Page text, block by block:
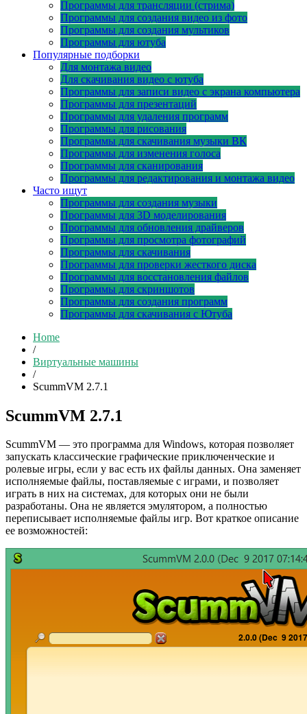
Программы для трансляции (стрима)
Программы для создания видео из фото
Программы для создания мультиков
Программы для ютуба
Популярные подборки
Для монтажа видео
Для скачивания видео с ютуба
Программы для записи видео с экрана компьютера
Программы для презентаций
Программы для удаления программ
Программы для рисования
Программы для скачивания музыки ВК
Программы для изменения голоса
Программы для сканирования
Программы для редактирования и монтажа видео
Часто ищут
Программы для создания музыки
Программы для 3D моделирования
Программы для обновления драйверов
Программы для просмотра фотографий
Программы для скачивания
Программы для проверки жесткого диска
Программы для восстановления файлов
Программы для скриншотов
Программы для создания программ
Программы для скачивания с Ютуба
Home
/
Виртуальные машины
/
ScummVM 2.7.1
ScummVM 2.7.1
ScummVM — это программа для Windows, которая позволяет
запускать классические графические приключенческие и
ролевые игры, если у вас есть их файлы данных. Она заменяет
исполняемые файлы, поставляемые с играми, и позволяет
играть в них на системах, для которых они не были
разработаны. Она не является эмулятором, а полностью
переписывает исполняемые файлы игр. Вот краткое описание
ее возможностей: